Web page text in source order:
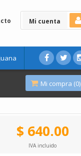
Mi cuenta
Mi compra (0)
$ 640.00
IVA incluido